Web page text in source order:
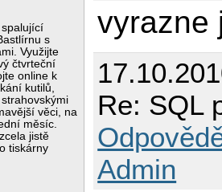
s
Využijte
čtvrteční
online k
kutilů,
věci, na
měsíc.
jistě
tiskárny
vyrazne
Re: SQL
Admin